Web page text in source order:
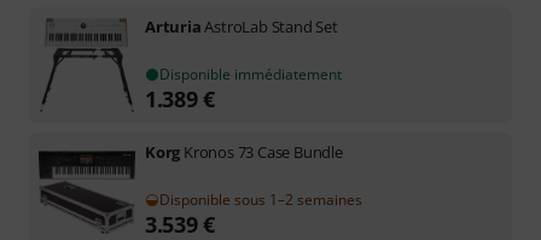
ArturiaAstroLab Stand Set
Disponible immédiatement
1.389€
Korg Kronos 73 Case Bundle
Disponible sous 1–2 semaines
3.539€